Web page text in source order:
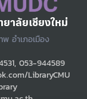
าลัยเชียงใหม่
อำเภอเมือง
053-944589
LibraryCMU